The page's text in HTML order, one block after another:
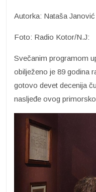
Autorka: Nataša Janović
Foto: Radio Kotor/N.J:
Svečanim programom
obilježeno je 89 godina
gotovo devet decenija
nasljeđe ovog